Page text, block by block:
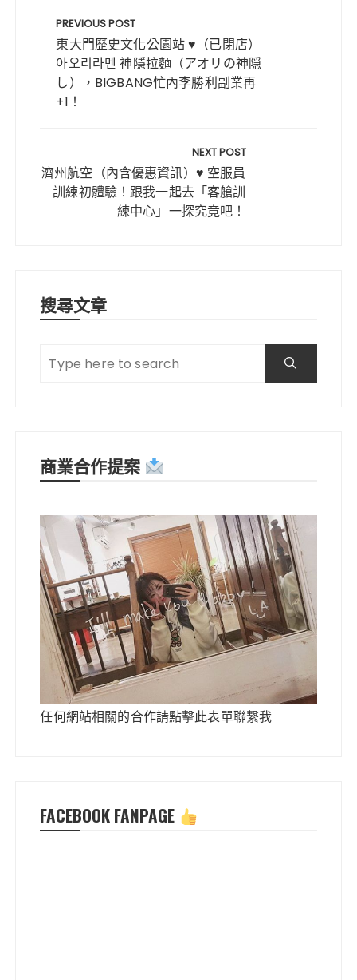
e
b
o
o
te
r st A
p
p
PREVIOUS POST
東大門歷史文化公園站 ♥（已閉店）
아오리라멘 神隱拉麵（アオリの神隠
し），BIGBANG忙內李勝利副業再
+1！
NEXT POST
濟州航空（內含優惠資訊）♥ 空服員
訓練初體驗！跟我一起去「客艙訓
練中心」一探究竟吧！
搜尋文章
商業合作提案
任何網站相關的合作請點擊此表單聯繫我
FACEBOOK FANPAGE